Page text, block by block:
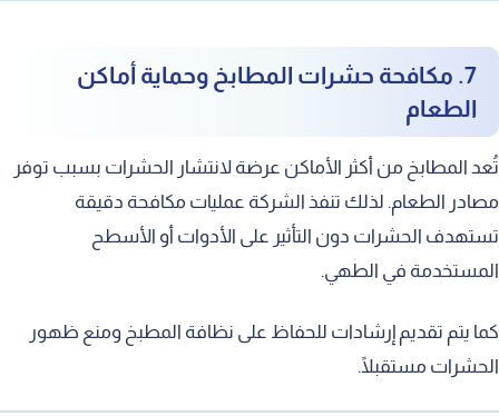
7. مكافحة حشرات المطابخ وحماية أماكن
الطعام
تُعد المطابخ من أكثر الأماكن عرضة لانتشار الحشرات بسبب توفر
مصادر الطعام. لذلك تنفذ الشركة عمليات مكافحة دقيقة
تستهدف الحشرات دون التأثير على الأدوات أو الأسطح
المستخدمة في الطهي.
كما يتم تقديم إرشادات للحفاظ على نظافة المطبخ ومنع ظهور
الحشرات مستقبلًا.